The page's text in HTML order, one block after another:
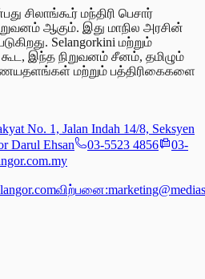
சிலாங்கூர் மந்திரி பெசார்
ஆகும். இது மாநில அரசின்
Selangorkini மற்றும்
இந்த நிறுவனம் சீனம், தமிழும்
மற்றும் பத்திரிகைகளை
No. 1, Jalan Indah 14/8, Seksyen
Darul Ehsan
03-5523 4856
03-
விற்பனை: